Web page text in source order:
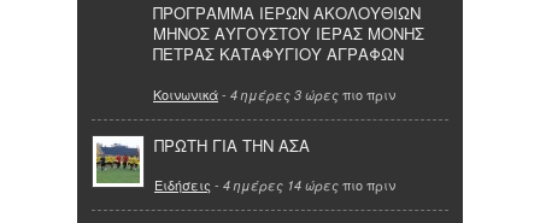
ΠΡΟΓΡΑΜΜΑ ΙΕΡΩΝ ΑΚΟΛΟΥΘΙΩΝ
ΜΗΝΟΣ ΑΥΓΟΥΣΤΟΥ ΙΕΡΑΣ ΜΟΝΗΣ
ΠΕΤΡΑΣ ΚΑΤΑΦΥΓΙΟΥ ΑΓΡΑΦΩΝ
Κοινωνικά- 4 ημέρες 3 ώρες πιο πριν
ΠΡΩΤΗ ΓΙΑ ΤΗΝ ΑΣΑ
Ειδήσεις - 4 ημέρες 14 ώρες πιο πριν